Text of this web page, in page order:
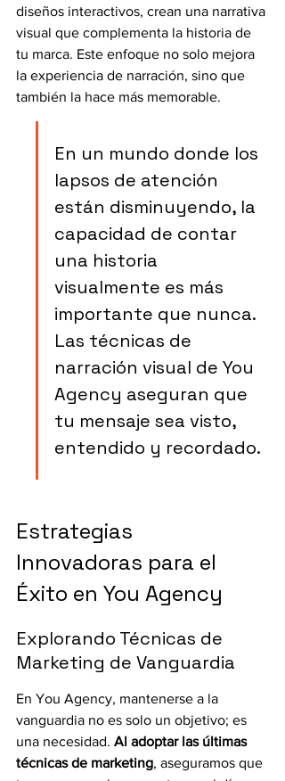
diseños interactivos, crean una narrativa
visual que complementa la historia de
tu marca. Este enfoque no solo mejora
la experiencia de narración, sino que
también la hace más memorable.
En un mundo donde los
lapsos de atención
están disminuyendo, la
capacidad de contar
una historia
visualmente es más
importante que nunca.
Las técnicas de
narración visual de You
Agency aseguran que
tu mensaje sea visto,
entendido y recordado.
Estrategias
Innovadoras para el
Éxito en You Agency
Explorando Técnicas de
Marketing de Vanguardia
En You Agency, mantenerse a la
vanguardia no es solo un objetivo; es
una necesidad. Al adoptar las últimas
técnicas de marketing, aseguramos que